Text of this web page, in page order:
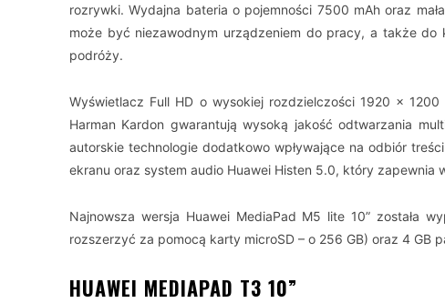
rozrywki. Wydajna bateria o pojemności 7500 mAh oraz
może być niezawodnym urządzeniem do pracy, a także do
podróży.
Wyświetlacz Full HD o wysokiej rozdzielczości 1920 x
Harman Kardon gwarantują wysoką jakość odtwarzania
autorskie technologie dodatkowo wpływające na odbiór
ekranu oraz system audio Huawei Histen 5.0, który
Najnowsza wersja Huawei MediaPad M5 lite 10” została
rozszerzyć za pomocą karty microSD – o 256 GB) oraz 4 GB
HUAWEI MEDIAPAD T3 10”